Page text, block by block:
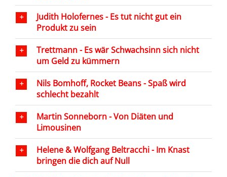
Judith Holofernes - Es tut nicht gut ein
Produkt zu sein
Trettmann - Es wär Schwachsinn sich nicht
um Geld zu kümmern
Nils Bomhoff, Rocket Beans - Spaß wird
schlecht bezahlt
Martin Sonneborn - Von Diäten und
Limousinen
Helene & Wolfgang Beltracchi - Im Knast
bringen die dich auf Null